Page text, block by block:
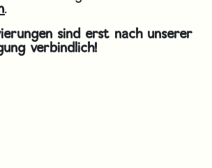
.
sind erst nach unserer
verbindlich!